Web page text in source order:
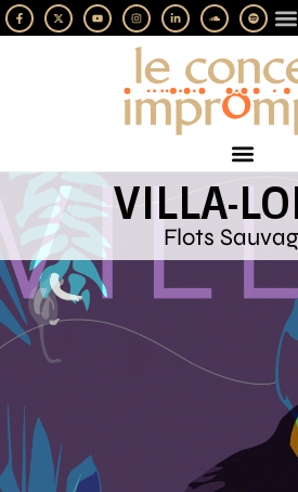
VILLA-
Flots